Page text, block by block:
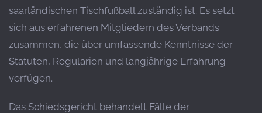
saarländischen Tischfußball zuständig ist. Es setzt
sich aus erfahrenen Mitgliedern des Verbands
zusammen, die über umfassende Kenntnisse der
Statuten, Regularien und langjährige Erfahrung
verfügen.
Das Schiedsgericht behandelt Fälle der